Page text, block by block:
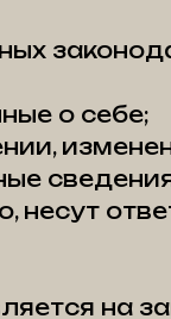
о себе;
на